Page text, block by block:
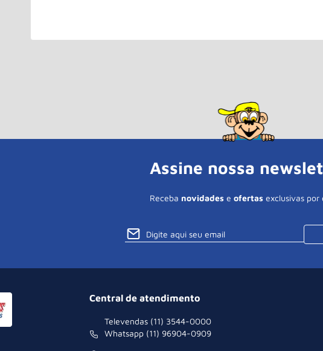
Assine nossa
Receba novidades e ofertas exclusivas por
Central de atendimento
Televendas (11) 3544-0000
Whatsapp (11) 96904-0909